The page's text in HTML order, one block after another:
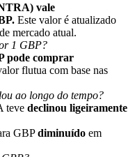
em dinheiro
vale
Este valor é atualizado
mercado atual.
1 GBP?
pode comprar
flutua com base nas
ao longo do tempo?
teve declinou ligeiramente
GBPdiminuído em